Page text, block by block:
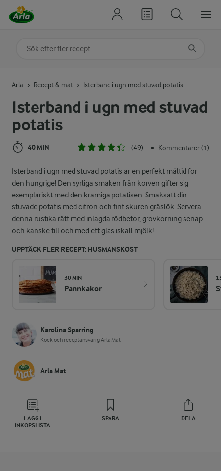
Isterband i ugn med stuvad
potatis
40 MIN (49) • Kommentarer (1)
Isterband i ugn med stuvad potatis är en perfekt måltid för
den hungrige! Den syrliga smaken från korven gifter sig
exemplariskt med den krämiga potatisen. Smaksätt din
stuvade potatis med citron och fint skuren gräslök. Servera
denna rustika rätt med inlagda rödbetor, grovkorning senap
och kanske till och med ett glas iskall mjölk!
UPPTÄCK FLER RECEPT: HUSMANSKOST
30 MIN
Pannkakor
Karolina Sparring
Kock och receptansvarig Arla Mat
Arla Mat
LÄGG I
INKÖPSLISTA
SPARA DELA
Arla Recept & mat Isterband i ugn med stuvad potatis
Sök på kategori eller ingrediens